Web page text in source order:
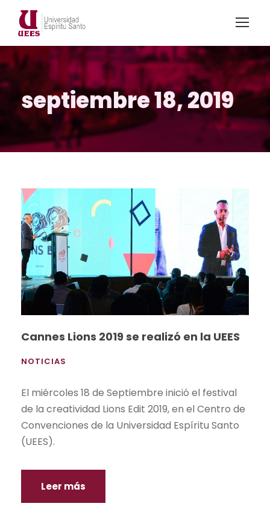
septiembre 18, 2019
Cannes Lions 2019 se realizó en la UEES
NOTICIAS
El miércoles 18 de Septiembre inició el festival
de la creatividad Lions Edit 2019, en el Centro de
Convenciones de la Universidad Espíritu Santo
(UEES).
Leer más